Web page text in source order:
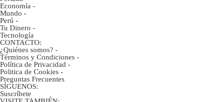
Economía -
Mundo -
Perú -
Tu Dinero -
Tecnología
CONTACTO:
¿Quiénes somos? -
Términos y Condiciones -
Política de Privacidad -
Politica de Cookies -
Preguntas Frecuentes
SÍGUENOS:
Suscríbete